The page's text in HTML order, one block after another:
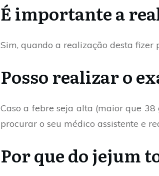
É importante a
Sim, quando a realização desta fizer
Posso realizar o
Caso a febre seja alta (maior que 38
procurar o seu médico assistente e
Por que do jejum